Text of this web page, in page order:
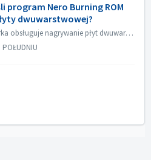
program Nero Burning ROM
dwuwarstwowej?
1. Sprawdź, czy nagrywarka obsługuje nagrywanie płyt dwuwarstwowych. 2. Zmniejsz prędkość nagrywania: nagrywanie z dużą prędkością może spowodować niepowo...